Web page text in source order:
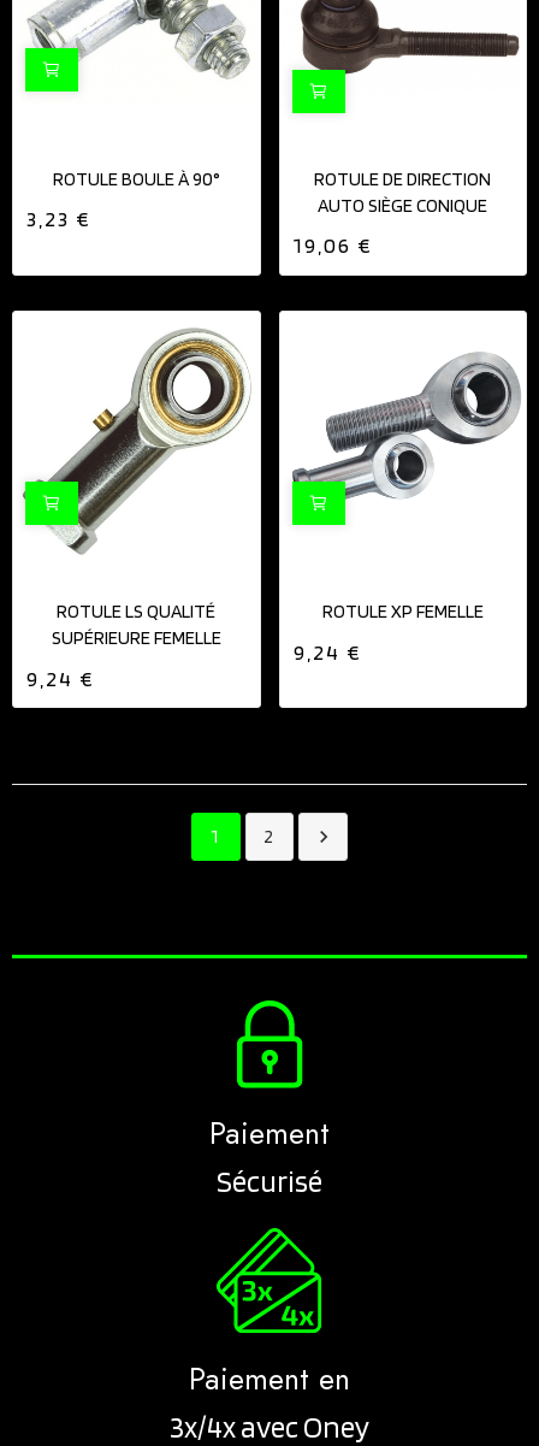
ROTULE BOULE À 90°
3,23 €
ROTULE DE DIRECTION
AUTO SIÈGE CONIQUE
19,06 €
ROTULE LS QUALITÉ
SUPÉRIEURE FEMELLE
9,24 €
ROTULE XP FEMELLE
9,24 €
1 2 
Paiement
Sécurisé
Paiement en
3x/4x avec Oney